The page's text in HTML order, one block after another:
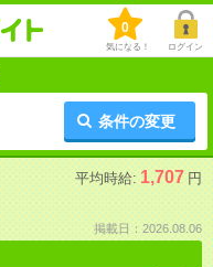
0
気になる！ ログイン
条件の変更
平均時給: 1,707 円
掲載日：2026.08.06